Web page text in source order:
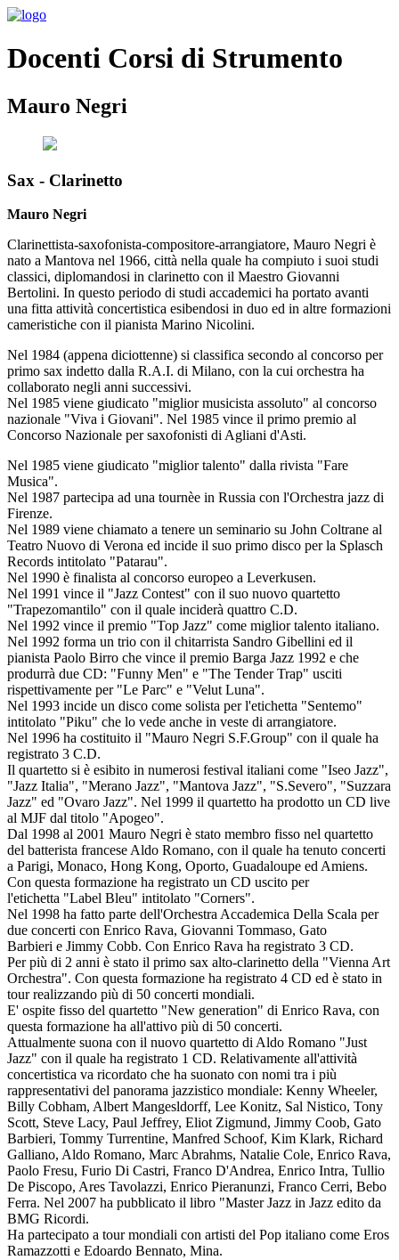
Docenti Corsi di Strumento
Mauro Negri
Sax - Clarinetto
Mauro Negri
Clarinettista-saxofonista-compositore-arrangiatore, Mauro Negri è
nato a Mantova nel 1966, città nella quale ha compiuto i suoi studi
classici, diplomandosi in clarinetto con il Maestro Giovanni
Bertolini. In questo periodo di studi accademici ha portato avanti
una fitta attività concertistica esibendosi in duo ed in altre formazioni
cameristiche con il pianista Marino Nicolini.
Nel 1984 (appena diciottenne) si classifica secondo al concorso per
primo sax indetto dalla R.A.I. di Milano, con la cui orchestra ha
collaborato negli anni successivi.
Nel 1985 viene giudicato "miglior musicista assoluto" al concorso
nazionale "Viva i Giovani". Nel 1985 vince il primo premio al
Concorso Nazionale per saxofonisti di Agliani d'Asti.
Nel 1985 viene giudicato "miglior talento" dalla rivista "Fare
Musica".
Nel 1987 partecipa ad una tournèe in Russia con l'Orchestra jazz di
Firenze.
Nel 1989 viene chiamato a tenere un seminario su John Coltrane al
Teatro Nuovo di Verona ed incide il suo primo disco per la Splasch
Records intitolato "Patarau".
Nel 1990 è finalista al concorso europeo a Leverkusen.
Nel 1991 vince il "Jazz Contest" con il suo nuovo quartetto
"Trapezomantilo" con il quale inciderà quattro C.D.
Nel 1992 vince il premio "Top Jazz" come miglior talento italiano.
Nel 1992 forma un trio con il chitarrista Sandro Gibellini ed il
pianista Paolo Birro che vince il premio Barga Jazz 1992 e che
produrrà due CD: "Funny Men" e "The Tender Trap" usciti
rispettivamente per "Le Parc" e "Velut Luna".
Nel 1993 incide un disco come solista per l'etichetta "Sentemo"
intitolato "Piku" che lo vede anche in veste di arrangiatore.
Nel 1996 ha costituito il "Mauro Negri S.F.Group" con il quale ha
registrato 3 C.D.
Il quartetto si è esibito in numerosi festival italiani come "Iseo Jazz",
"Jazz Italia", "Merano Jazz", "Mantova Jazz", "S.Severo", "Suzzara
Jazz" ed "Ovaro Jazz". Nel 1999 il quartetto ha prodotto un CD live
al MJF dal titolo "Apogeo".
Dal 1998 al 2001 Mauro Negri è stato membro fisso nel quartetto
del batterista francese Aldo Romano, con il quale ha tenuto concerti
a Parigi, Monaco, Hong Kong, Oporto, Guadaloupe ed Amiens.
Con questa formazione ha registrato un CD uscito per
l'etichetta "Label Bleu" intitolato "Corners".
Nel 1998 ha fatto parte dell'Orchestra Accademica Della Scala per
due concerti con Enrico Rava, Giovanni Tommaso, Gato
Barbieri e Jimmy Cobb. Con Enrico Rava ha registrato 3 CD.
Per più di 2 anni è stato il primo sax alto-clarinetto della "Vienna Art
Orchestra". Con questa formazione ha registrato 4 CD ed è stato in
tour realizzando più di 50 concerti mondiali.
E' ospite fisso del quartetto "New generation" di Enrico Rava, con
questa formazione ha all'attivo più di 50 concerti.
Attualmente suona con il nuovo quartetto di Aldo Romano "Just
Jazz" con il quale ha registrato 1 CD. Relativamente all'attività
concertistica va ricordato che ha suonato con nomi tra i più
rappresentativi del panorama jazzistico mondiale: Kenny Wheeler,
Billy Cobham, Albert Mangesldorff, Lee Konitz, Sal Nistico, Tony
Scott, Steve Lacy, Paul Jeffrey, Eliot Zigmund, Jimmy Coob, Gato
Barbieri, Tommy Turrentine, Manfred Schoof, Kim Klark, Richard
Galliano, Aldo Romano, Marc Abrahms, Natalie Cole, Enrico Rava,
Paolo Fresu, Furio Di Castri, Franco D'Andrea, Enrico Intra, Tullio
De Piscopo, Ares Tavolazzi, Enrico Pieranunzi, Franco Cerri, Bebo
Ferra. Nel 2007 ha pubblicato il libro "Master Jazz in Jazz edito da
BMG Ricordi.
Ha partecipato a tour mondiali con artisti del Pop italiano come Eros
Ramazzotti e Edoardo Bennato, Mina.